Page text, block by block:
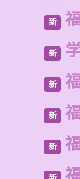
新
新
新
新
新